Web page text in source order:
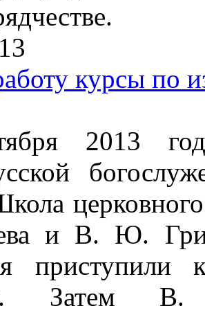
курсы по
2013
и В. Ю.
приступили
Затем